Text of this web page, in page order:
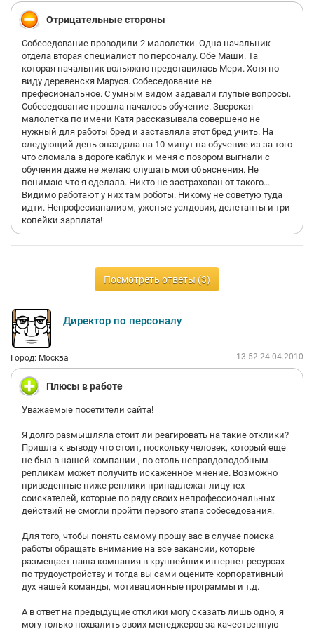
Даже не буду, в этот раз, очень уже сильно, заострять
внимание на Ваших орфографических ошибках. Каждому,
опять-же - своё. Но критика без конкретики -
"непрофессиональное собеседование", Вы должны понимать
- рассматриваться не может.
От себя замечу, в компании Приват Трейд - один из лучших
call центров в России. С большим штатом и выверенными
методиками подбора и обучения сотрудников.
Около 100 человек, сотрудников call центра, успешно
работают с клиентами по всей России и Беларуси. А это (уж
поверьте) не просто так. И с не профессиональным подходом,
подобное было-бы невозможно.
>> С умным видом задавали глупые вопросы.
Довольно любопытно было-бы услышать, что для Вас
является - "глупыми вопросами"? О предыдущем месте
работы? О навыках? Насколько мне известно, это
стандартные вопросы на собеседовании.
>> Собеседование прошла началось обучение. Зверская
малолетка по имени Катя
В начали сообщения Вы утверждали, что собеседование
проводили "2 малолетки.. Обе Маши". Сейчас утверждаете, что
"Зверская малолетка Катя". Так "Обе Маши"? Или все-же Катя.
И Мэри?
>> рассказывала совершено не нужный для работы бред и
заставляла этот бред учить.
Заставляла учить наизусть бред, с коварной целью потом
поспрашивать, для своего удовольствия? Не допускали
Отрицательные стороны
Собеседование проводили 2 малолетки. Одна начальник
отдела вторая специалист по персоналу. Обе Маши. Та
которая начальник вольяжно представилась Мери. Хотя по
виду деревенскя Маруся. Собеседование не
префесиональное. С умным видом задавали глупые вопросы.
Собеседование прошла началось обучение. Зверская
малолетка по имени Катя рассказывала совершено не
нужный для работы бред и заставляла этот бред учить. На
следующий день опаздала на 10 минут на обучение из за того
что сломала в дороге каблук и меня с позором выгнали с
обучения даже не желаю слушать мои объяснения. Не
понимаю что я сделала. Никто не застрахован от такого...
Видимо работают у них там роботы. Никому не советую туда
идти. Непрофесианализм, ужсные услдовия, делетанты и три
копейки зарплата!
Посмотреть ответы (3)
Директор по персоналу
Город: Москва 13:52 24.04.2010
Плюсы в работе
Уважаемые посетители сайта!
Я долго размышляла стоит ли реагировать на такие отклики?
Пришла к выводу что стоит, поскольку человек, который еще
не был в нашей компании , по столь неправдоподобным
репликам может получить искаженное мнение. Возможно
приведенные ниже реплики принадлежат лицу тех
соискателей, которые по ряду своих непрофессиональных
действий не смогли пройти первого этапа собеседования.
Для того, чтобы понять самому прошу вас в случае поиска
работы обращать внимание на все вакансии, которые
размещает наша компания в крупнейших интернет ресурсах
по трудоустройству и тогда вы сами оцените корпоративный
дух нашей команды, мотивационные программы и т.д.
А в ответ на предыдущие отклики могу сказать лишь одно, я
могу только похвалить своих менеджеров за качественную